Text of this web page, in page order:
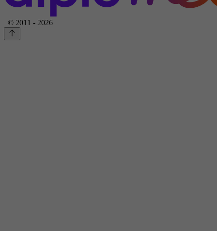
© 2011 - 2026